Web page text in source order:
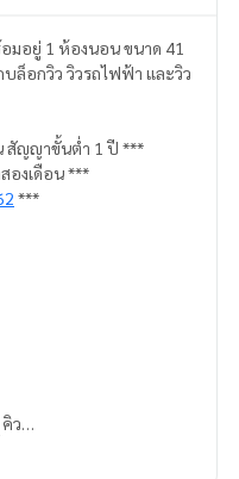
มอยู่ 1 ห้องนอน ขนาด 41
ล็อกวิว วิวรถไฟฟ้า และวิว
สัญญาขั้นต่ำ 1 ปี ***
องเดือน ***
***
ว
น Slumberland